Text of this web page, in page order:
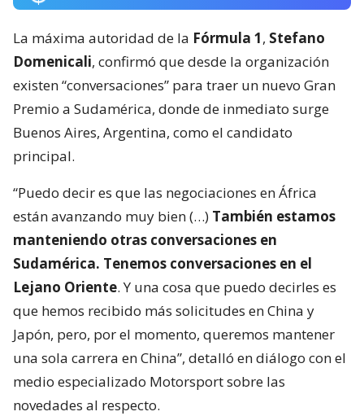
La máxima autoridad de la Fórmula 1, Stefano
Domenicali, confirmó que desde la organización
existen “conversaciones” para traer un nuevo Gran
Premio a Sudamérica, donde de inmediato surge
Buenos Aires, Argentina, como el candidato
principal.
“Puedo decir es que las negociaciones en África
están avanzando muy bien (…) También estamos
manteniendo otras conversaciones en
Sudamérica. Tenemos conversaciones en el
Lejano Oriente. Y una cosa que puedo decirles es
que hemos recibido más solicitudes en China y
Japón, pero, por el momento, queremos mantener
una sola carrera en China”, detalló en diálogo con el
medio especializado Motorsport sobre las
novedades al respecto.